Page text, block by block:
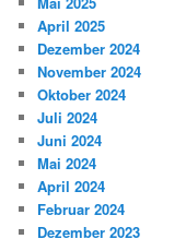
April 2025
Dezember 2024
November 2024
Oktober 2024
Juli 2024
Juni 2024
Mai 2024
April 2024
Februar 2024
Dezember 2023